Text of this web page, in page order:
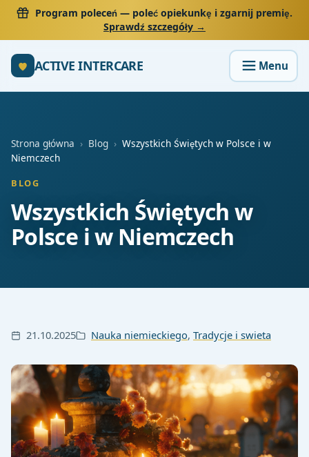
Program poleceń — poleć opiekunkę i zgarnij premię.
Sprawdź szczegóły →
ACTIVE INTERCARE
Strona główna › Blog › Wszystkich Świętych w Polsce i w
Niemczech
BLOG
Wszystkich Świętych w
Polsce i w Niemczech
21.10.2025 Nauka niemieckiego, Tradycje i swieta